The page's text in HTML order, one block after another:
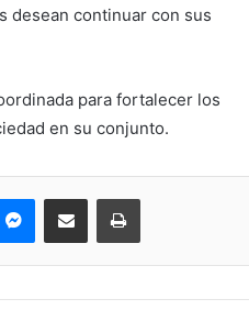
desean continuar con sus
para fortalecer los
en su conjunto.
Messenger
Share via Email Print